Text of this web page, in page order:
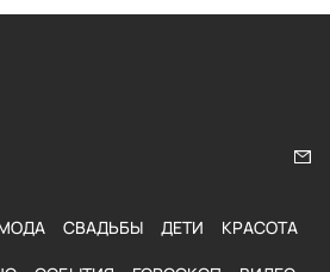
СВАДЬБЫ ДЕТИ КРАСОТА